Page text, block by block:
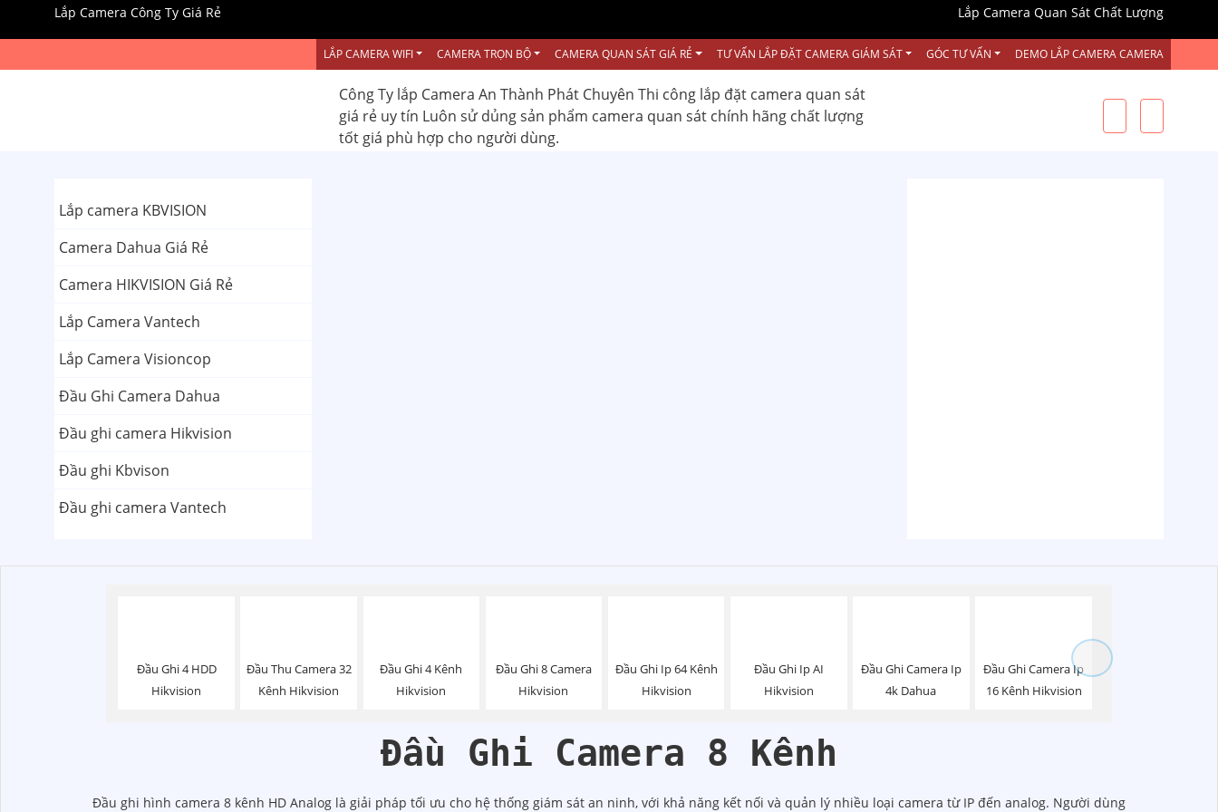
Lắp Camera Công Ty Giá Rẻ Lắp Camera Quan Sát Chất Lượng
LẮP CAMERA WIFI CAMERA TRỌN BỘ CAMERA QUAN SÁT GIÁ RẺ TƯ VẤN LẮP ĐẶT CAMERA GIÁM SÁT GÓC TƯ VẤN DEMO LẮP CAMERA CAMERA
Công Ty lắp Camera An Thành Phát Chuyên Thi công lắp đặt camera quan sát
giá rẻ uy tín Luôn sử dủng sản phẩm camera quan sát chính hãng chất lượng
tốt giá phù hợp cho người dùng.
Lắp camera KBVISION
Camera Dahua Giá Rẻ
Camera HIKVISION Giá Rẻ
Lắp Camera Vantech
Lắp Camera Visioncop
Đầu Ghi Camera Dahua
Đầu ghi camera Hikvision
Đầu ghi Kbvison
Đầu ghi camera Vantech
Đầu Ghi 4 HDD
Hikvision
Đầu Thu Camera 32
Kênh Hikvision
Đầu Ghi 4 Kênh
Hikvision
Đầu Ghi 8 Camera
Hikvision
Đầu Ghi Ip 64 Kênh
Hikvision
Đầu Ghi Ip AI
Hikvision
Đầu Ghi Camera Ip
4k Dahua
Đầu Ghi Camera Ip
16 Kênh Hikvision
Đầu Ghi Camera 8 Kênh
Đầu ghi hình camera 8 kênh HD Analog là giải pháp tối ưu cho hệ thống giám sát an ninh, với khả năng kết nối và quản lý nhiều loại camera từ IP đến analog. Người dùng